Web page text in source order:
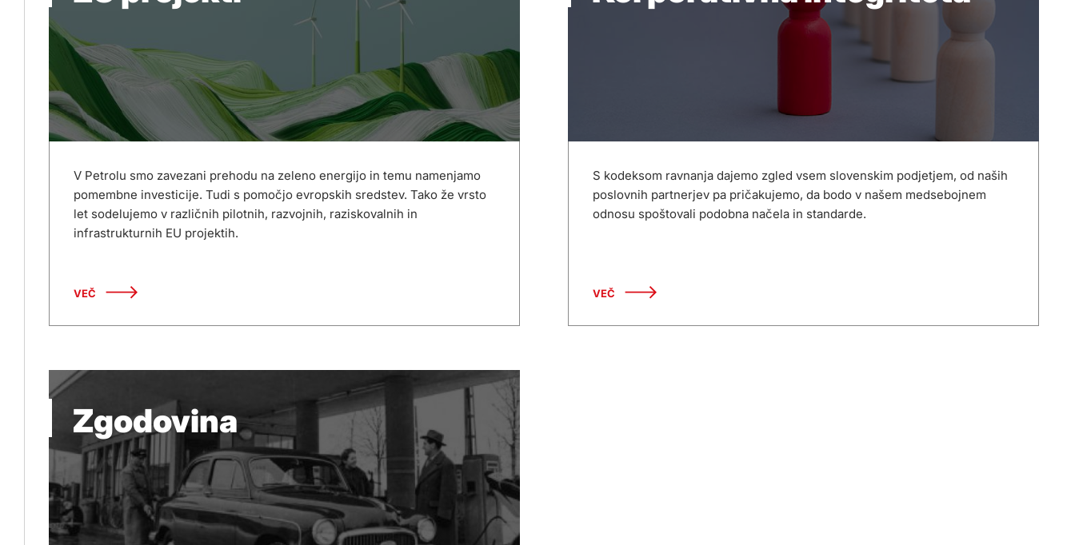
V Petrolu smo zavezani prehodu na zeleno energijo in temu namenjamo
pomembne investicije. Tudi s pomočjo evropskih sredstev. Tako že vrsto
let sodelujemo v različnih pilotnih, razvojnih, raziskovalnih in
infrastrukturnih EU projektih.
VEČ
S kodeksom ravnanja dajemo zgled vsem slovenskim podjetjem, od naših
poslovnih partnerjev pa pričakujemo, da bodo v našem medsebojnem
odnosu spoštovali podobna načela in standarde.
VEČ
Zgodovina